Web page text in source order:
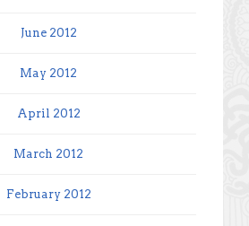
June 2012
May 2012
April 2012
March 2012
February 2012